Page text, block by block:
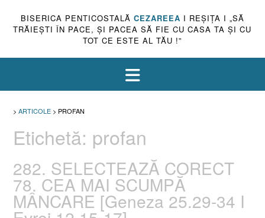
BISERICA PENTICOSTALĂ CEZAREEA I REŞIŢA I „SĂ
TRĂIEŞTI ÎN PACE, ŞI PACEA SĂ FIE CU CASA TA ŞI CU
TOT CE ESTE AL TĂU !”
> ARTICOLE > PROFAN
Etichetă: profan
282. SELECTEAZĂ CORECT
78. CEA MAI SCUMPĂ
MÂNCARE [Geneza 25.29-34 I